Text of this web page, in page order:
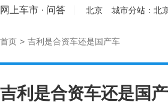
网上车市 · 问答 北京 城市分站： 北
首页 > 吉利是合资车还是国产车
吉利是合资车还是国